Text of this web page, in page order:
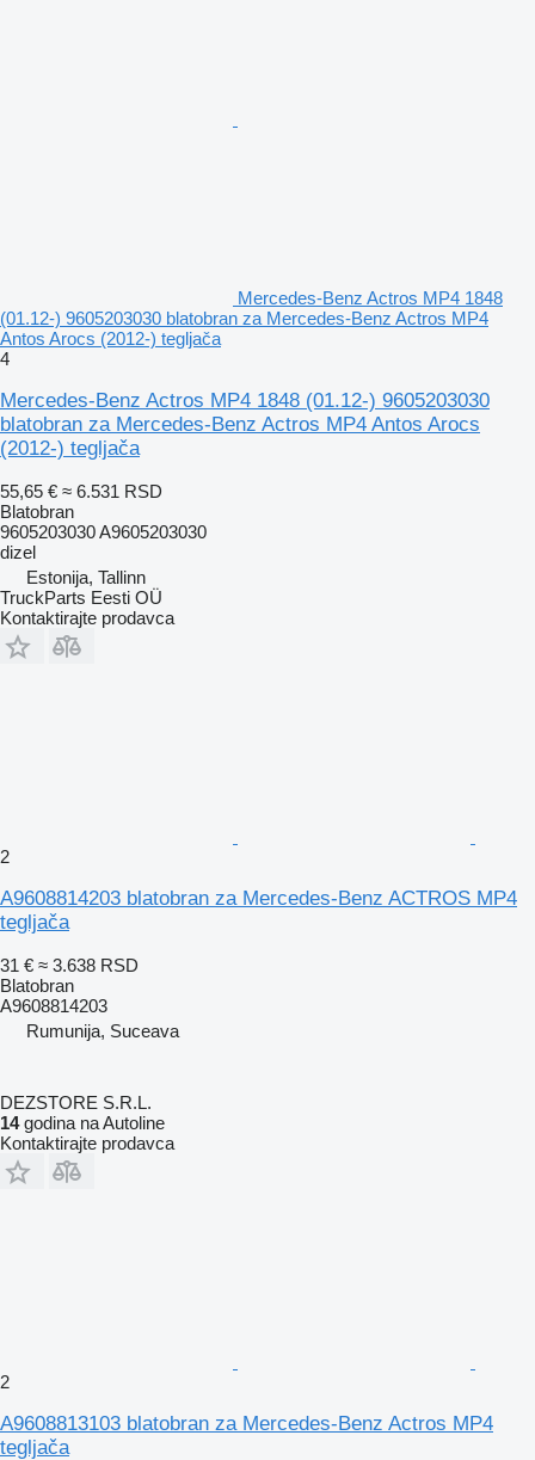
Mercedes-Benz Actros MP4 1848
(01.12-) 9605203030 blatobran za Mercedes-Benz Actros MP4
Antos Arocs (2012-) tegljača
4
Mercedes-Benz Actros MP4 1848 (01.12-) 9605203030
blatobran za Mercedes-Benz Actros MP4 Antos Arocs
(2012-) tegljača
55,65 € ≈ 6.531 RSD
Blatobran
9605203030 A9605203030
dizel
Estonija, Tallinn
TruckParts Eesti OÜ
Kontaktirajte prodavca
2
A9608814203 blatobran za Mercedes-Benz ACTROS MP4
tegljača
31 € ≈ 3.638 RSD
Blatobran
A9608814203
Rumunija, Suceava
DEZSTORE S.R.L.
14godina na Autoline
Kontaktirajte prodavca
2
A9608813103 blatobran za Mercedes-Benz Actros MP4
tegljača